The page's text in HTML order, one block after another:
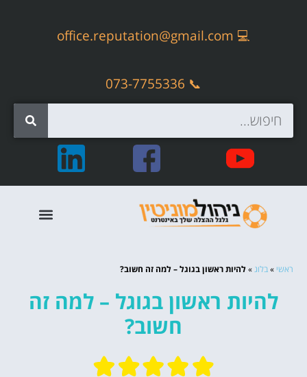
💻
office.reputation@gmail.com
📞 073-7755336
ראשי »בלוג»להיות ראשון בגוגל – למה זה חשוב?
להיות ראשון בגוגל – למה זה
חשוב?